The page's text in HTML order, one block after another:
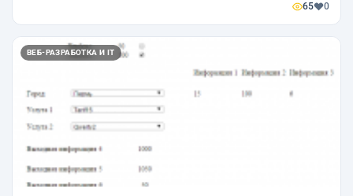
65 0
ВЕБ-РАЗРАБОТКА И IT